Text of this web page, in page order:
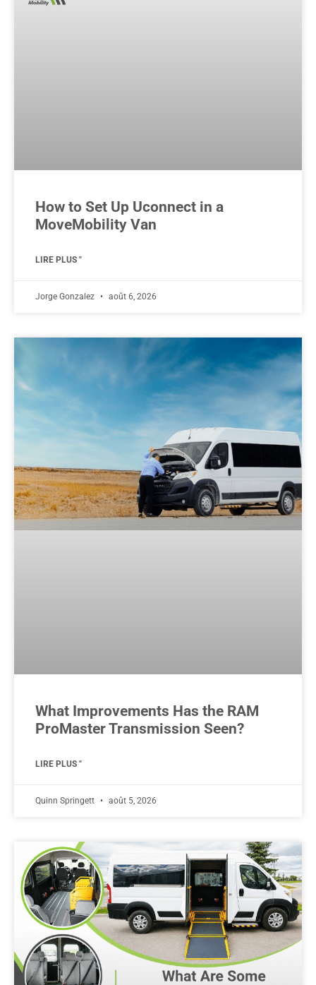
How to Set Up Uconnect in a
MoveMobility Van
LIRE PLUS "
Jorge Gonzalez août 6, 2026
What Improvements Has the RAM
ProMaster Transmission Seen?
LIRE PLUS "
Quinn Springett août 5, 2026